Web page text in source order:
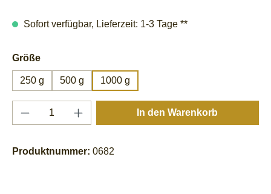
Sofort verfügbar, Lieferzeit: 1-3 Tage **
Größeauswählen
250 g 500 g 1000 g
Produkt Anzahl: Gib den gewünschten
In den Warenkorb
Produktnummer: 0682